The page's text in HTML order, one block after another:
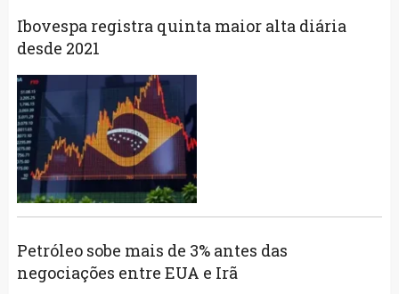
Ibovespa registra quinta maior alta diária
desde 2021
Petróleo sobe mais de 3% antes das
negociações entre EUA e Irã